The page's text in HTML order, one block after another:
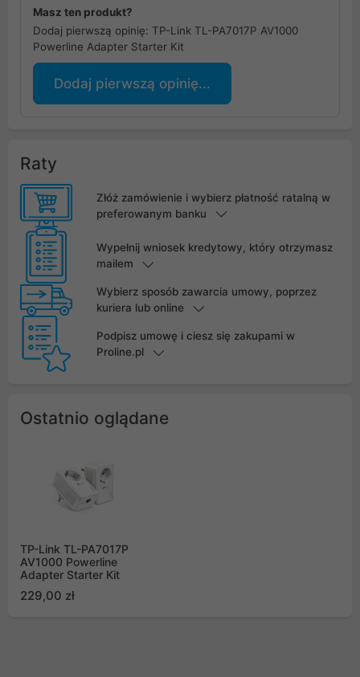
Masz ten produkt?
Dodaj pierwszą opinię: TP-Link TL-PA7017P AV1000
Powerline Adapter Starter Kit
Dodaj pierwszą opinię...
Raty
Złóż zamówienie i wybierz płatność ratalną w
preferowanym banku
Wypełnij wniosek kredytowy, który otrzymasz
mailem
Wybierz sposób zawarcia umowy, poprzez
kuriera lub online
Podpisz umowę i ciesz się zakupami w
Proline.pl
Ostatnio oglądane
TP-Link TL-PA7017P
AV1000 Powerline
Adapter Starter Kit
229,00 zł